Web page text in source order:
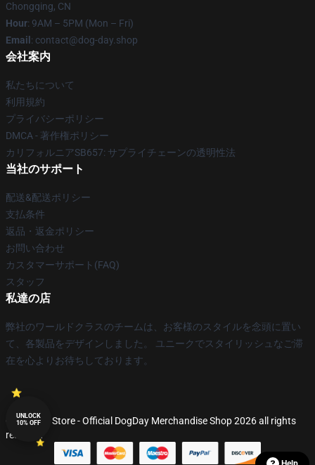
Chongqing, CN
Hour: 9AM – 5PM (Mon – Fri)
Email : contact@dog-day.shop
会社案内
私たちについて
利用規約
プライバシーポリシー
DMCA - 著作権ポリシー
カリフォルニアSB657: サプライチェーンの透明性法
当社のサポート
配送&配送ポリシー
支払条件
返品・返金ポリシー
お問い合わせ
カスタマーサポート(FAQ)
スタッフ
私達の店
弊社のワールドクラスのチームは、お客様のスタイルを念頭に置い
て、各製品をデザインしました。 ユニークでスタイリッシュなご滞
在を心よりお待ちしております。
© DogDay Store - Official DogDay Merchandise Shop 2026 all rights
reserved
UNLOCK
10% OFF